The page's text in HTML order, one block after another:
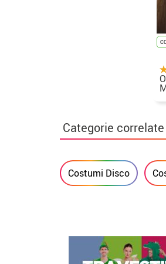
Categorie correlate
Costumi Disco